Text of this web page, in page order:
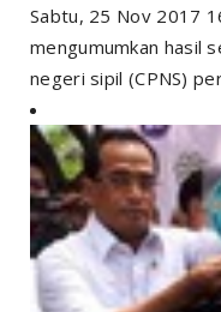
Sabtu, 25 Nov 2017
mengumumkan hasil
negeri sipil (CPNS)